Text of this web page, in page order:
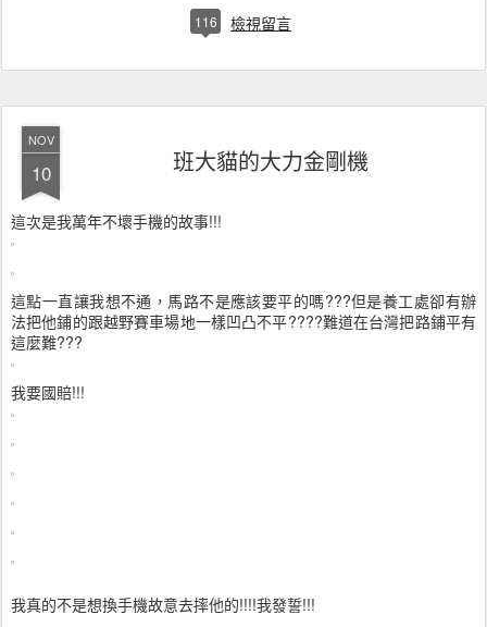
116 檢視留言
NOV
10 班大貓的大力金剛機
這次是我萬年不壞手機的故事!!!
這點一直讓我想不通，馬路不是應該要平的嗎???但是養工處卻有辦
法把他鋪的跟越野賽車場地一樣凹凸不平????難道在台灣把路鋪平有
這麼難???
我要國賠!!!
我真的不是想換手機故意去摔他的!!!!我發誓!!!